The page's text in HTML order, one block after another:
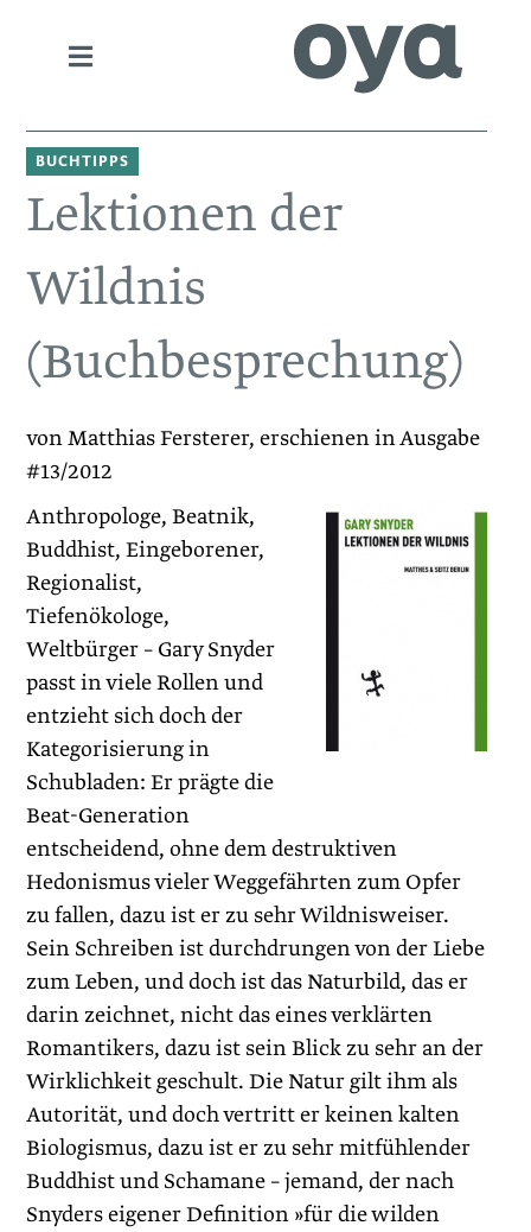
BUCHTIPPS
Lektionen der
Wildnis
(Buchbesprechung)
von Matthias Fersterer, erschienen in Ausgabe
#13/2012
Anthropologe, Beatnik,
Buddhist, Eingeborener,
Regionalist,
Tiefenökologe,
Weltbürger – Gary ­Snyder
passt in viele Rollen und
entzieht sich doch der
Kategorisierung in
Schubladen: Er prägte die
Beat-Generation
entscheidend, ohne dem destruktiven
Hedonismus vieler Weggefährten zum Opfer
zu fallen, dazu ist er zu sehr Wildnisweiser.
Sein Schreiben ist durchdrungen von der Liebe
zum Leben, und doch ist das Naturbild, das er
darin zeichnet, nicht das eines verklärten
Romantikers, dazu ist sein Blick zu sehr an der
Wirklichkeit geschult. Die Natur gilt ihm als
Autorität, und doch vertritt er keinen kalten
Biologismus, dazu ist er zu sehr mitfühlender
Buddhist und Schamane – jemand, der nach
Snyders eigener Definition »für die wilden